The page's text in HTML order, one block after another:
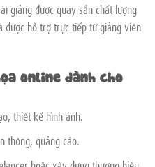
giảng được quay sẵn chất lượng
hỗ trợ trực tiếp từ giảng viên
online dành cho
thiết kế hình ảnh.
thông, quảng cáo.